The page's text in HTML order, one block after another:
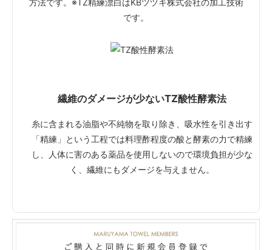
です。
繊維のダメージが少ないTZ酸性酵素法
糸に含まれる油脂や不純物を取り除き、吸水性を引き出す
「精練」という工程では料理酢程度の酸と酵素の力で精練
し、人体に害のある薬品を使用しないので環境負担が少な
く、繊維にもダメージを与えません。